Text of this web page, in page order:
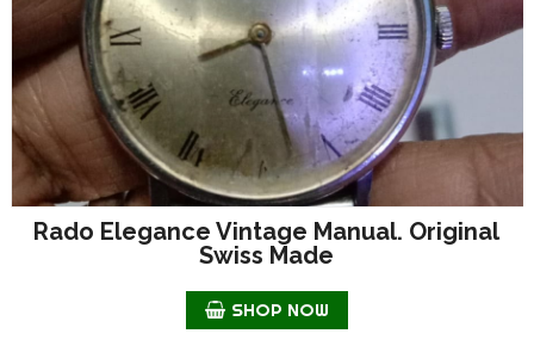
Rado Elegance Vintage Manual. Original
Swiss Made
SHOP NOW